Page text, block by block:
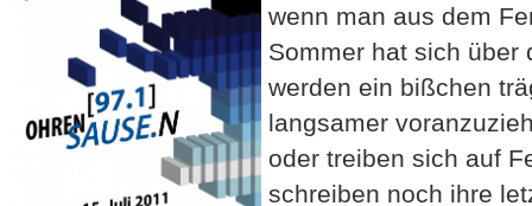
wenn man aus dem
Sommer hat sich über
werden ein bißchen
langsamer
oder treiben sich auf
schreiben noch ihre